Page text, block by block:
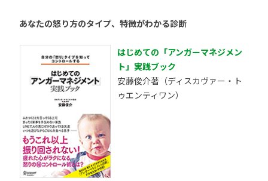
あなたの怒り方のタイプ、特徴がわかる診断
はじめての「アンガーマネジメン
ト」実践ブック
安藤俊介著（ディスカヴァー・ト
ゥエンティワン）